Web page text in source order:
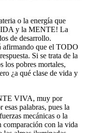
o la energía que
y la MENTE! La
de desarrollo.
afirmando que el TODO
Si se trata de la
los pobres mortales,
¿a qué clase de vida y
VIVA, muy por
palabras, pues la
mecánicas o la
con la vida